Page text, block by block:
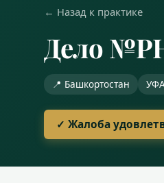
← Назад к практике
Дело
📍 Башкортостан
✓ Жалоба